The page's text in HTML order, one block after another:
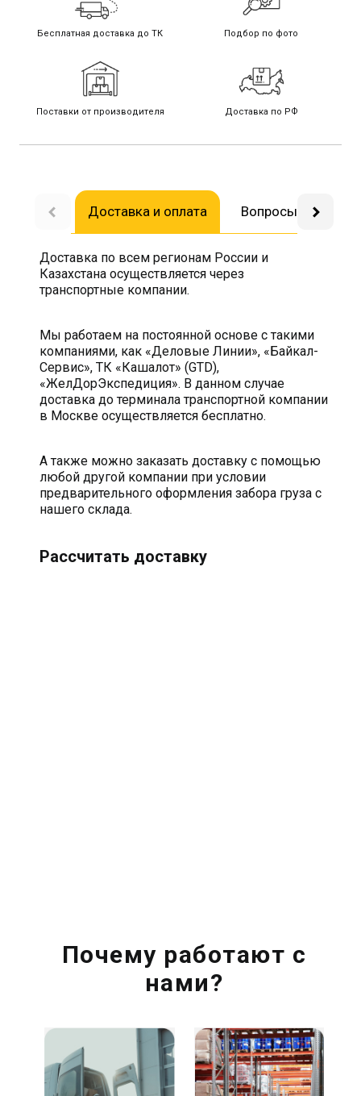
Бесплатная доставка до ТК Подбор по фото
Поставки от производителя Доставка по РФ
Доставка и оплата Вопросы-ответы
Доставка по всем регионам России и
Казахстана осуществляется через
транспортные компании.
Мы работаем на постоянной основе с такими
компаниями, как «Деловые Линии», «Байкал-
Сервис», ТК «Кашалот» (GTD),
«ЖелДорЭкспедиция». В данном случае
доставка до терминала транспортной компании
в Москве осуществляется бесплатно.
А также можно заказать доставку с помощью
любой другой компании при условии
предварительного оформления забора груза с
нашего склада.
Рассчитать доставку
Почему работают с
нами?